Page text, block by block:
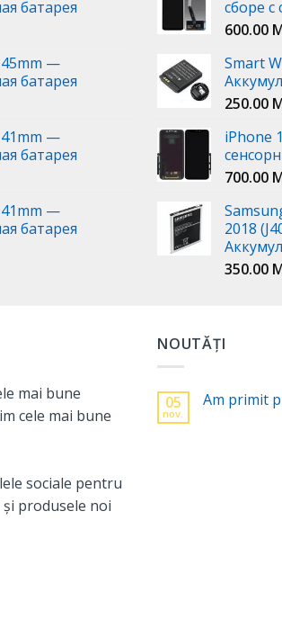
батарея
45mm —
батарея
41mm —
батарея
41mm —
батарея
сборе
600.00
Smart
250.00
iPhone
700.00
2018
350.00
mai bune
cele mai bune
sociale pentru
produsele noi
NOUTĂȚI
05
nov.
Am primit